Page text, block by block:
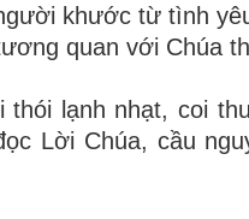
khước từ tình
quan với Chúa
thói lạnh nhạt, coi
Lời Chúa, cầu